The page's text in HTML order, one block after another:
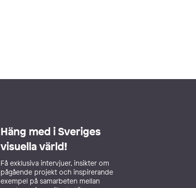
Häng med i Sveriges
visuella värld!
Få exklusiva intervjuer, insikter om
pågående projekt och inspirerande
exempel på samarbeten mellan